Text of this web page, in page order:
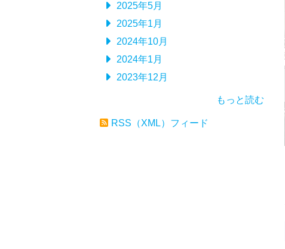
2025年5月
2025年1月
2024年10月
2024年1月
2023年12月
もっと読む
RSS（XML）フィード